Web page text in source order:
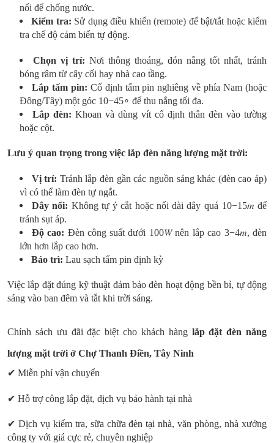
nối để chống nước.
Kiểm tra: Sử dụng điều khiển (remote) để bật/tắt hoặc kiểm
tra chế độ cảm biến tự động.
Chọn vị trí: Nơi thông thoáng, đón nắng tốt nhất, tránh
bóng râm từ cây cối hay nhà cao tầng.
Lắp tấm pin: Cố định tấm pin nghiêng về phía Nam (hoặc
Đông/Tây) một góc 10−45∘ để thu nắng tối đa.
Lắp đèn: Khoan và dùng vít cố định thân đèn vào tường
hoặc cột.
Lưu ý quan trọng trong việc lắp đèn năng lượng mặt trời:
Vị trí: Tránh lắp đèn gần các nguồn sáng khác (đèn cao áp)
vì có thể làm đèn tự ngắt.
Dây nối: Không tự ý cắt hoặc nối dài dây quá 10−15𝑚 để
tránh sụt áp.
Độ cao: Đèn công suất dưới 100𝑊 nên lắp cao 3−4𝑚, đèn
lớn hơn lắp cao hơn.
Bảo trì: Lau sạch tấm pin định kỳ
Việc lắp đặt đúng kỹ thuật đảm bảo đèn hoạt động bền bỉ, tự động
sáng vào ban đêm và tắt khi trời sáng.
Chính sách ưu đãi đặc biệt cho khách hàng lắp đặtđèn năng
lượng mặt trời ở Chợ Thanh Điền, Tây Ninh
✔ Miễn phí vận chuyển
✔ Hỗ trợ công lắp đặt, dịch vụ bảo hành tại nhà
✔ Dịch vụ kiểm tra, sữa chữa đèn tại nhà, văn phòng, nhà xưởng
công ty với giá cực rẻ, chuyên nghiệp